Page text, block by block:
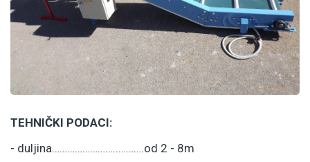
TEHNIČKI PODACI:
- duljina……………………..……….od 2 - 8m